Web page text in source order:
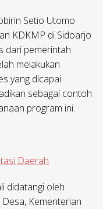
Setio Utomo
KDKMP di Sidoarjo
dari pemerintah
melakukan
yang dicapai.
sebagai contoh
program ini.
Daerah
didatangi oleh
Kementerian